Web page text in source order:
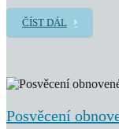
ČÍST DÁL
Posvěcení